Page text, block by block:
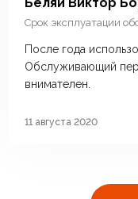
Срок эксплуатации
После года
Обслуживающий
внимателен.
11 августа 2020